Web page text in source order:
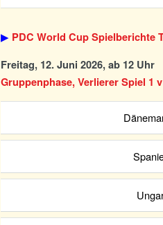
▶ PDC World Cup Spielberichte
Freitag, 12. Juni 2026, ab 12 Uhr
Gruppenphase, Verlierer Spiel 1